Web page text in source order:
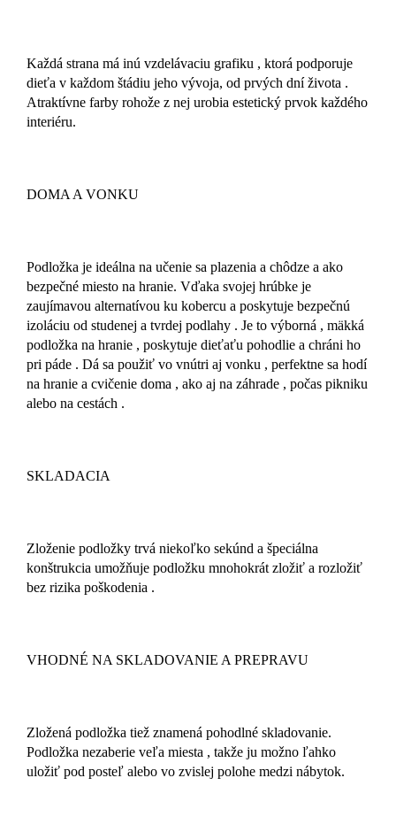
Každá strana má inú vzdelávaciu grafiku , ktorá podporuje
dieťa v každom štádiu jeho vývoja, od prvých dní života .
Atraktívne farby rohože z nej urobia estetický prvok každého
interiéru.
DOMA A VONKU
Podložka je ideálna na učenie sa plazenia a chôdze a ako
bezpečné miesto na hranie. Vďaka svojej hrúbke je
zaujímavou alternatívou ku kobercu a poskytuje bezpečnú
izoláciu od studenej a tvrdej podlahy . Je to výborná , mäkká
podložka na hranie , poskytuje dieťaťu pohodlie a chráni ho
pri páde . Dá sa použiť vo vnútri aj vonku , perfektne sa hodí
na hranie a cvičenie doma , ako aj na záhrade , počas pikniku
alebo na cestách .
SKLADACIA
Zloženie podložky trvá niekoľko sekúnd a špeciálna
konštrukcia umožňuje podložku mnohokrát zložiť a rozložiť
bez rizika poškodenia .
VHODNÉ NA SKLADOVANIE A PREPRAVU
Zložená podložka tiež znamená pohodlné skladovanie.
Podložka nezaberie veľa miesta , takže ju možno ľahko
uložiť pod posteľ alebo vo zvislej polohe medzi nábytok.